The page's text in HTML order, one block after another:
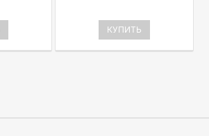
КУПИТЬ